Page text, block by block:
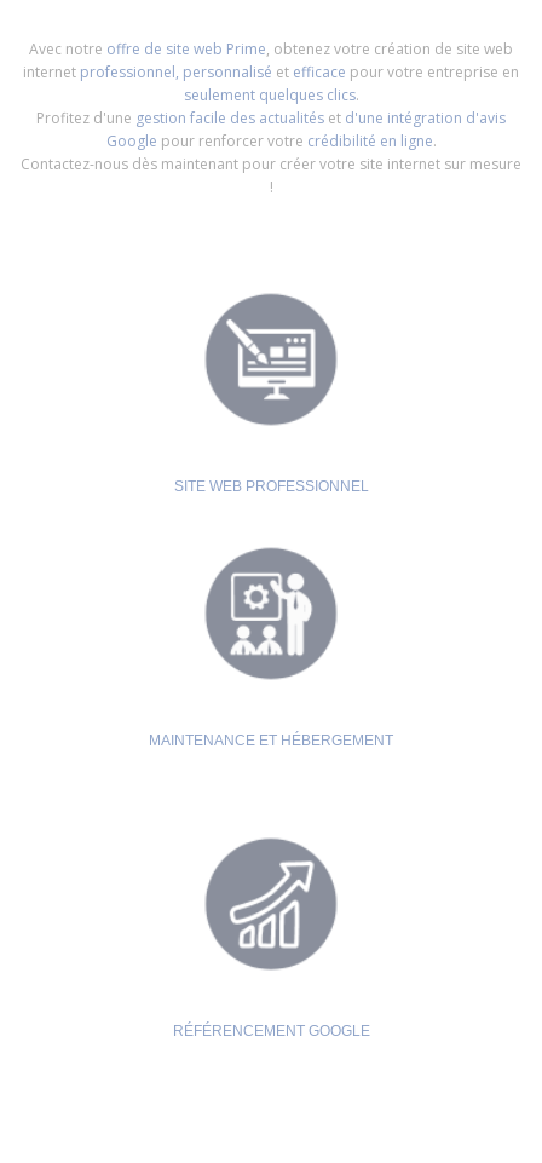
Avec notre offre de site web Prime, obtenez votre création de site web
internet professionnel, personnalisé et efficace pour votre entreprise en
seulement quelques clics.
Profitez d'une gestion facile des actualités et d'une intégration d'avis
Google pour renforcer votre crédibilité en ligne.
Contactez-nous dès maintenant pour créer votre site internet sur mesure
!
SITE WEB PROFESSIONNEL
MAINTENANCE ET HÉBERGEMENT
RÉFÉRENCEMENT GOOGLE